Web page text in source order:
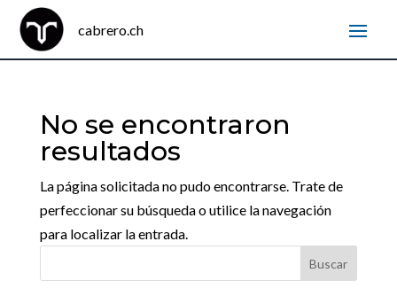
No se encontraron
resultados
La página solicitada no pudo encontrarse. Trate de
perfeccionar su búsqueda o utilice la navegación
para localizar la entrada.
Buscar